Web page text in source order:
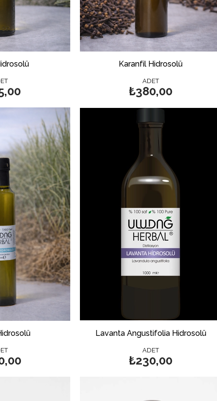
Karanfil Hidrosolü
ADET
₺380,00
Lavanta Angustifolia Hidrosolü
ADET
₺230,00